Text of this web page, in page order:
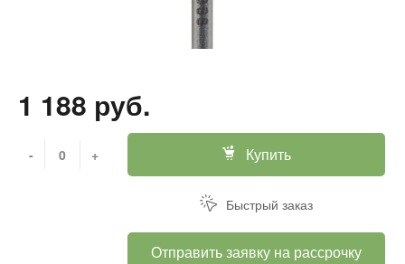
1 188 руб.
- + Купить
Быстрый заказ
Отправить заявку на рассрочку